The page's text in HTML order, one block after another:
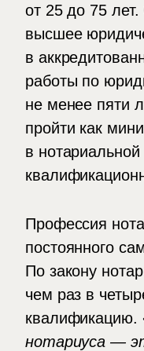
от 25 до 75
высшее
в
работы по
не менее пяти
пройти как
в
Профессия
постоянного
По закону
чем раз в
квалификацию.
нотариуса —